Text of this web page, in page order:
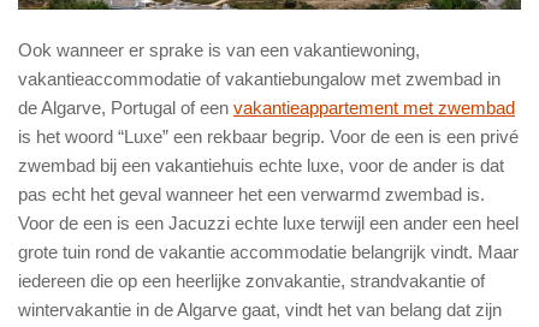
Ook wanneer er sprake is van een vakantiewoning,
vakantieaccommodatie of vakantiebungalow met zwembad in
de Algarve, Portugal of een vakantieappartement met zwembad
is het woord “Luxe” een rekbaar begrip. Voor de een is een privé
zwembad bij een vakantiehuis echte luxe, voor de ander is dat
pas echt het geval wanneer het een verwarmd zwembad is.
Voor de een is een Jacuzzi echte luxe terwijl een ander een heel
grote tuin rond de vakantie accommodatie belangrijk vindt. Maar
iedereen die op een heerlijke zonvakantie, strandvakantie of
wintervakantie in de Algarve gaat, vindt het van belang dat zijn